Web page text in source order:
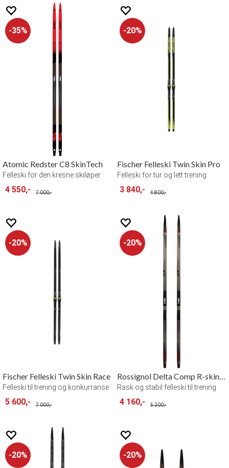
35%
Atomic Redster C8 SkinTech
Felleski for den kresne skiløper
4 550,- 7 000,-
20%
Fischer Felleski Twin Skin Pro
Felleski for tur og lett trening
3 840,- 4 800,-
20%
Fischer Felleski Twin Skin Race
Felleski til trening og konkurranse
5 600,- 7 000,-
20%
Rossignol Delta Comp R-skin 191
Rask og stabil felleski til trening
4 160,- 5 200,-
20% 20%